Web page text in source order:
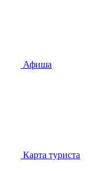
Афиша
Карта туриста